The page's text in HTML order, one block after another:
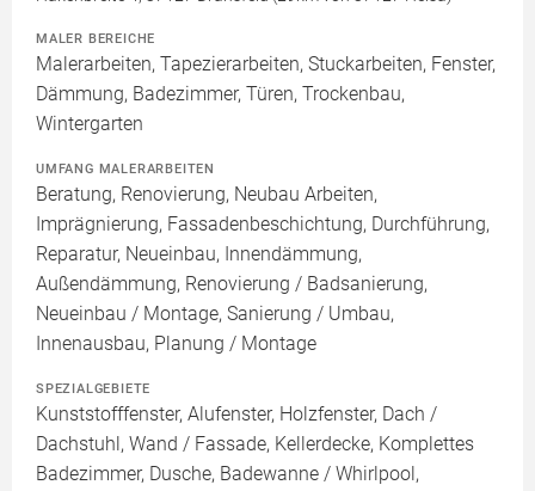
MALER BEREICHE
Malerarbeiten, Tapezierarbeiten, Stuckarbeiten, Fenster,
Dämmung, Badezimmer, Türen, Trockenbau,
Wintergarten
UMFANG MALERARBEITEN
Beratung, Renovierung, Neubau Arbeiten,
Imprägnierung, Fassadenbeschichtung, Durchführung,
Reparatur, Neueinbau, Innendämmung,
Außendämmung, Renovierung / Badsanierung,
Neueinbau / Montage, Sanierung / Umbau,
Innenausbau, Planung / Montage
SPEZIALGEBIETE
Kunststofffenster, Alufenster, Holzfenster, Dach /
Dachstuhl, Wand / Fassade, Kellerdecke, Komplettes
Badezimmer, Dusche, Badewanne / Whirlpool,